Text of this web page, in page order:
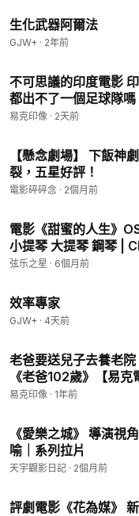
生化武器阿爾法
GJW+ · 2年前
不可思議的印度電影
都出不了一個足球隊嗎
易克印像 · 2天前
【懸念劇場】 下飯神
裂，五星好評！
電影碎碎念 · 2個月前
電影《甜蜜的人生》
小提琴 大提琴 鋼琴 |
Cover
弦乐之星 · 6個月前
效率專家
GJW+ · 4天前
老爸要送兒子去養老
《老爸102歲》【易克
易克印像 · 1年前
《愛樂之城》 導演視
喻｜系列拉片
天宇觀影日記 · 2個月前
評劇電影《花為媒》